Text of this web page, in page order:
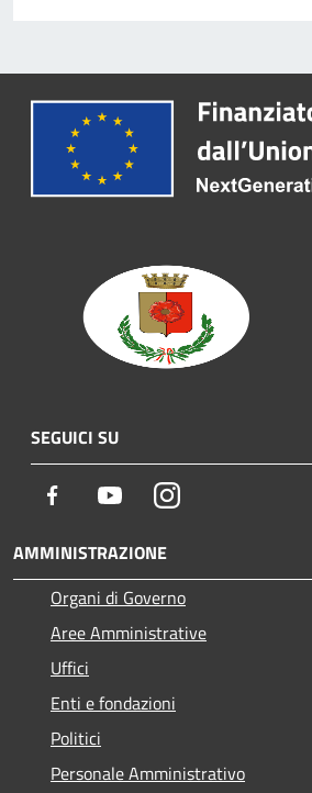
SEGUICI SU
Facebook YoutubeInstagram
AMMINISTRAZIONE
Organi di Governo
Aree Amministrative
Uffici
Enti e fondazioni
Politici
Personale Amministrativo